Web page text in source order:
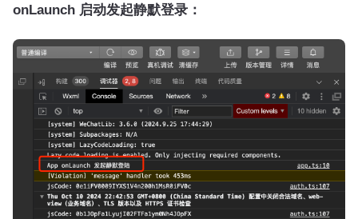
onLaunch 启动发起静默登录：